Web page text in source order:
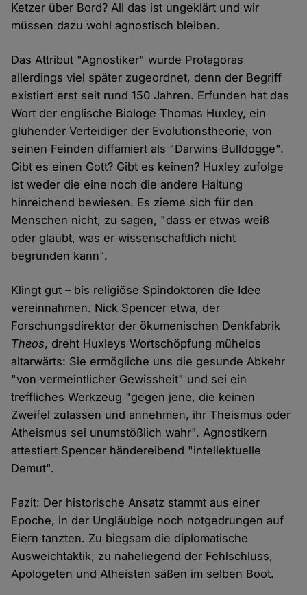
Ketzer über Bord? All das ist ungeklärt und wir
müssen dazu wohl agnostisch bleiben.
Das Attribut "Agnostiker" wurde Protagoras
allerdings viel später zugeordnet, denn der Begriff
existiert erst seit rund 150 Jahren. Erfunden hat das
Wort der englische Biologe Thomas Huxley, ein
glühender Verteidiger der Evolutionstheorie, von
seinen Feinden diffamiert als "Darwins Bulldogge".
Gibt es einen Gott? Gibt es keinen? Huxley zufolge
ist weder die eine noch die andere Haltung
hinreichend bewiesen. Es zieme sich für den
Menschen nicht, zu sagen, "dass er etwas weiß
oder glaubt, was er wissenschaftlich nicht
begründen kann".
Klingt gut – bis religiöse Spindoktoren die Idee
vereinnahmen. Nick Spencer etwa, der
Forschungsdirektor der ökumenischen Denkfabrik
Theos, dreht Huxleys Wortschöpfung mühelos
altarwärts: Sie ermögliche uns die gesunde Abkehr
"von vermeintlicher Gewissheit" und sei ein
treffliches Werkzeug "gegen jene, die keinen
Zweifel zulassen und annehmen, ihr Theismus oder
Atheismus sei unumstößlich wahr". Agnostikern
attestiert Spencer händereibend "intellektuelle
Demut".
Fazit: Der historische Ansatz stammt aus einer
Epoche, in der Ungläubige noch notgedrungen auf
Eiern tanzten. Zu biegsam die diplomatische
Ausweichtaktik, zu naheliegend der Fehlschluss,
Apologeten und Atheisten säßen im selben Boot.